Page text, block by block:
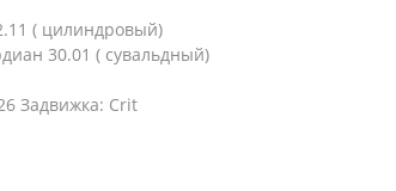
( цилиндровый)
30.01 ( сувальдный)
Задвижка: Crit